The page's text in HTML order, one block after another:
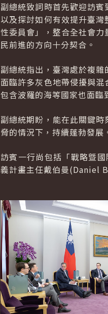
副總統致詞時首先歡迎訪
以及探討如何有效提升臺
性委員會」，整合全社會
民前進的方向十分契合。
副總統指出，臺灣處於複
面臨許多灰色地帶侵擾與
包含波羅的海等國家也面臨
副總統期盼，能在此關鍵
脅的情況下，持續蓬勃發展
訪賓一行尚包括「戰略曁
義計畫主任戴伯曼(Daniel